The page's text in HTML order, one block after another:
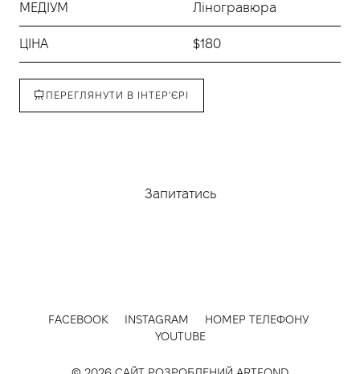
МЕДІУМ Ліногравюра
ЦІНА $180
ПЕРЕГЛЯНУТИ В ІНТЕР'ЄРІ
Запитатись
FACEBOOK INSTAGRAM
НОМЕР ТЕЛЕФОНУ
YOUTUBE